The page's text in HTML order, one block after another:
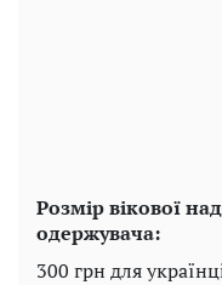
Розмір вікової
одержувача:
300 грн для